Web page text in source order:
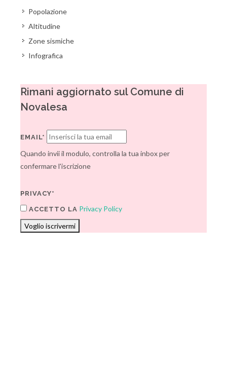
Popolazione
Altitudine
Zone sismiche
Infografica
Rimani aggiornato sul Comune di
Novalesa
EMAIL*
Quando invii il modulo, controlla la tua inbox per
confermare l'iscrizione
PRIVACY*
ACCETTO LA Privacy Policy
Voglio iscrivermi